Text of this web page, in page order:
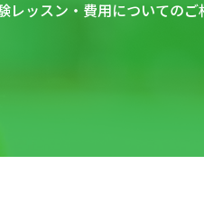
レッスン・費用についての